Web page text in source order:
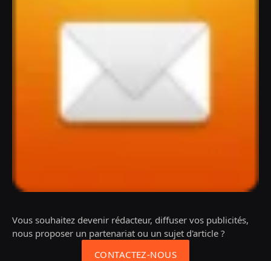
Vous souhaitez devenir rédacteur, diffuser vos publicités,
nous proposer un partenariat ou un sujet d'article ?
CONTACTEZ-NOUS